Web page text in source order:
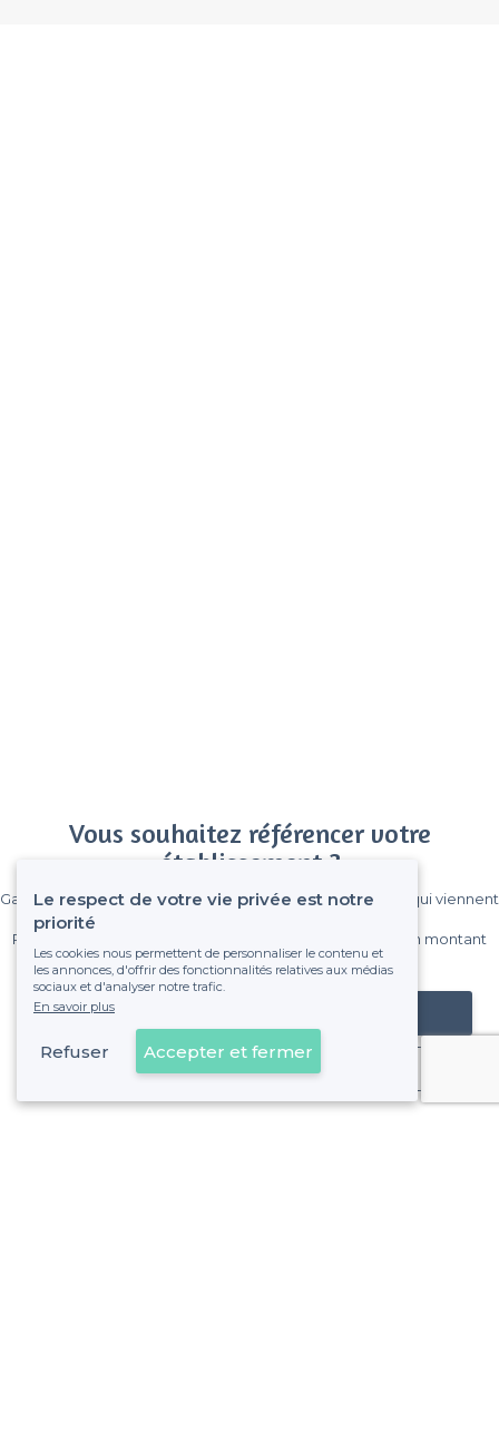
Vous souhaitez référencer votre
établissement ?
Gagnez de nombreux clients parmi le million de visiteurs qui viennent
Pas de commissions et sans engagement, vous payez un montant
fixe sans risque de voir déraper la facture.
Référencer mon établissement
Déjà client
Le respect de votre vie privée est notre
priorité
Les cookies nous permettent de personnaliser le contenu et
les annonces, d'offrir des fonctionnalités relatives aux médias
sociaux et d'analyser notre trafic.
En savoir plus
Refuser Accepter et fermer